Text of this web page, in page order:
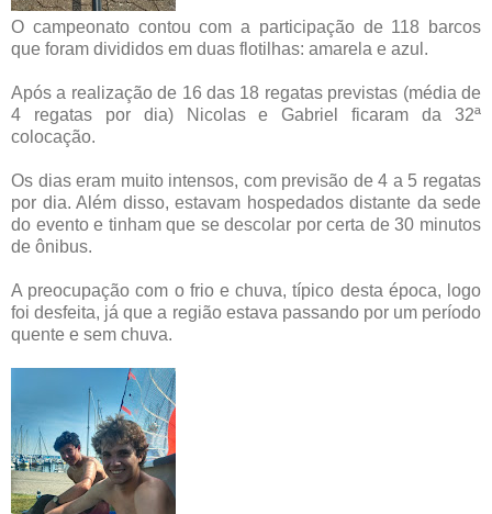
O campeonato contou com a participação de 118 barcos
que foram divididos em duas flotilhas: amarela e azul.
Após a realização de 16 das 18 regatas previstas (média de
4 regatas por dia) Nicolas e Gabriel ficaram da 32ª
colocação.
Os dias eram muito intensos, com previsão de 4 a 5 regatas
por dia. Além disso, estavam hospedados distante da sede
do evento e tinham que se descolar por certa de 30 minutos
de ônibus.
A preocupação com o frio e chuva, típico desta época, logo
foi desfeita, já que a região estava passando por um período
quente e sem chuva.